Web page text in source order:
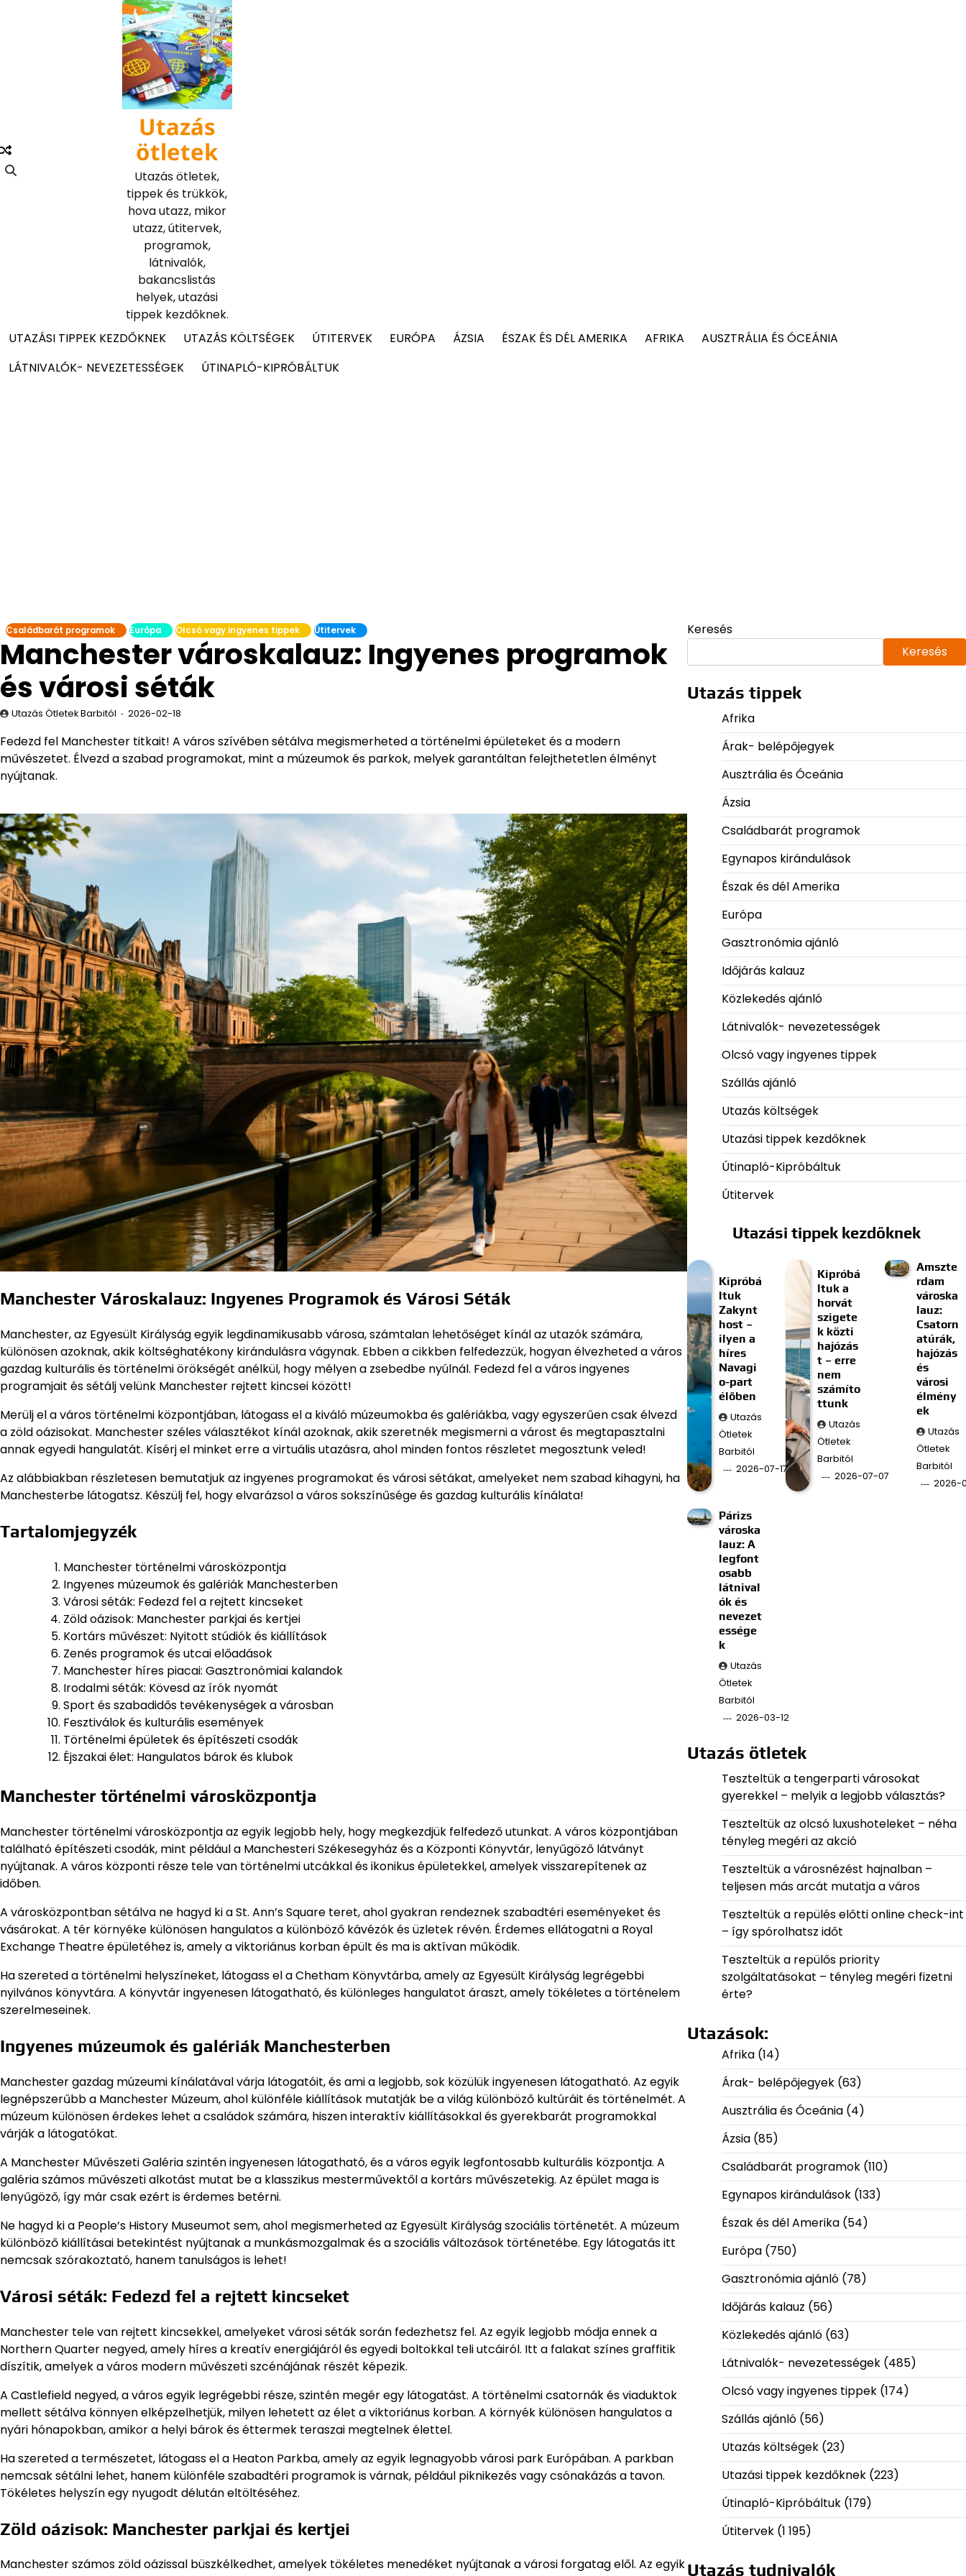
Utazás
ötletek
Utazás ötletek,
tippek és trükkök,
hova utazz, mikor
utazz, útitervek,
programok,
látnivalók,
bakancslistás
helyek, utazási
tippek kezdőknek.
UTAZÁSI TIPPEK KEZDŐKNEK
UTAZÁS KÖLTSÉGEK ÚTITERVEK EURÓPA ÁZSIA ÉSZAK ÉS DÉL AMERIKA AFRIKA
AUSZTRÁLIA ÉS ÓCEÁNIA
LÁTNIVALÓK- NEVEZETESSÉGEK
ÚTINAPLÓ-KIPRÓBÁLTUK
Családbarát programok Európa Olcsó vagy ingyenes tippek Útitervek
Manchester városkalauz: Ingyenes programok
és városi séták
Utazás Ötletek Barbitól 2026-02-18
Fedezd fel Manchester titkait! A város szívében sétálva megismerheted a történelmi épületeket és a modern
művészetet. Élvezd a szabad programokat, mint a múzeumok és parkok, melyek garantáltan felejthetetlen élményt
nyújtanak.
Manchester Városkalauz: Ingyenes Programok és Városi Séták
Manchester, az Egyesült Királyság egyik legdinamikusabb városa, számtalan lehetőséget kínál az utazók számára,
különösen azoknak, akik költséghatékony kirándulásra vágynak. Ebben a cikkben felfedezzük, hogyan élvezheted a város
gazdag kulturális és történelmi örökségét anélkül, hogy mélyen a zsebedbe nyúlnál. Fedezd fel a város ingyenes
programjait és sétálj velünk Manchester rejtett kincsei között!
Merülj el a város történelmi központjában, látogass el a kiváló múzeumokba és galériákba, vagy egyszerűen csak élvezd
a zöld oázisokat. Manchester széles választékot kínál azoknak, akik szeretnék megismerni a várost és megtapasztalni
annak egyedi hangulatát. Kísérj el minket erre a virtuális utazásra, ahol minden fontos részletet megosztunk veled!
Az alábbiakban részletesen bemutatjuk az ingyenes programokat és városi sétákat, amelyeket nem szabad kihagyni, ha
Manchesterbe látogatsz. Készülj fel, hogy elvarázsol a város sokszínűsége és gazdag kulturális kínálata!
Tartalomjegyzék
Manchester történelmi városközpontja
Ingyenes múzeumok és galériák Manchesterben
Városi séták: Fedezd fel a rejtett kincseket
Zöld oázisok: Manchester parkjai és kertjei
Kortárs művészet: Nyitott stúdiók és kiállítások
Zenés programok és utcai előadások
Manchester híres piacai: Gasztronómiai kalandok
Irodalmi séták: Kövesd az írók nyomát
Sport és szabadidős tevékenységek a városban
Fesztiválok és kulturális események
Történelmi épületek és építészeti csodák
Éjszakai élet: Hangulatos bárok és klubok
Manchester történelmi városközpontja
Manchester történelmi városközpontja az egyik legjobb hely, hogy megkezdjük felfedező utunkat. A város központjában
található építészeti csodák, mint például a Manchesteri Székesegyház és a Központi Könyvtár, lenyűgöző látványt
nyújtanak. A város központi része tele van történelmi utcákkal és ikonikus épületekkel, amelyek visszarepítenek az
időben.
A városközpontban sétálva ne hagyd ki a St. Ann’s Square teret, ahol gyakran rendeznek szabadtéri eseményeket és
vásárokat. A tér környéke különösen hangulatos a különböző kávézók és üzletek révén. Érdemes ellátogatni a Royal
Exchange Theatre épületéhez is, amely a viktoriánus korban épült és ma is aktívan működik.
Ha szereted a történelmi helyszíneket, látogass el a Chetham Könyvtárba, amely az Egyesült Királyság legrégebbi
nyilvános könyvtára. A könyvtár ingyenesen látogatható, és különleges hangulatot áraszt, amely tökéletes a történelem
szerelmeseinek.
Ingyenes múzeumok és galériák Manchesterben
Manchester gazdag múzeumi kínálatával várja látogatóit, és ami a legjobb, sok közülük ingyenesen látogatható. Az egyik
legnépszerűbb a Manchester Múzeum, ahol különféle kiállítások mutatják be a világ különböző kultúráit és történelmét. A
múzeum különösen érdekes lehet a családok számára, hiszen interaktív kiállításokkal és gyerekbarát programokkal
várják a látogatókat.
A Manchester Művészeti Galéria szintén ingyenesen látogatható, és a város egyik legfontosabb kulturális központja. A
galéria számos művészeti alkotást mutat be a klasszikus mesterművektől a kortárs művészetekig. Az épület maga is
lenyűgöző, így már csak ezért is érdemes betérni.
Ne hagyd ki a People’s History Museumot sem, ahol megismerheted az Egyesült Királyság szociális történetét. A múzeum
különböző kiállításai betekintést nyújtanak a munkásmozgalmak és a szociális változások történetébe. Egy látogatás itt
nemcsak szórakoztató, hanem tanulságos is lehet!
Városi séták: Fedezd fel a rejtett kincseket
Manchester tele van rejtett kincsekkel, amelyeket városi séták során fedezhetsz fel. Az egyik legjobb módja ennek a
Northern Quarter negyed, amely híres a kreatív energiájáról és egyedi boltokkal teli utcáiról. Itt a falakat színes graffitik
díszítik, amelyek a város modern művészeti szcénájának részét képezik.
A Castlefield negyed, a város egyik legrégebbi része, szintén megér egy látogatást. A történelmi csatornák és viaduktok
mellett sétálva könnyen elképzelhetjük, milyen lehetett az élet a viktoriánus korban. A környék különösen hangulatos a
nyári hónapokban, amikor a helyi bárok és éttermek teraszai megtelnek élettel.
Ha szereted a természetet, látogass el a Heaton Parkba, amely az egyik legnagyobb városi park Európában. A parkban
nemcsak sétálni lehet, hanem különféle szabadtéri programok is várnak, például piknikezés vagy csónakázás a tavon.
Tökéletes helyszín egy nyugodt délután eltöltéséhez.
Zöld oázisok: Manchester parkjai és kertjei
Manchester számos zöld oázissal büszkélkedhet, amelyek tökéletes menedéket nyújtanak a városi forgatag elől. Az egyik
Keresés
Keresés
Utazás tippek
Afrika
Árak- belépőjegyek
Ausztrália és Óceánia
Ázsia
Családbarát programok
Egynapos kirándulások
Észak és dél Amerika
Európa
Gasztronómia ajánló
Időjárás kalauz
Közlekedés ajánló
Látnivalók- nevezetességek
Olcsó vagy ingyenes tippek
Szállás ajánló
Utazás költségek
Utazási tippek kezdőknek
Útinapló-Kipróbáltuk
Útitervek
Utazási tippek kezdőknek
Kipróbá
ltuk
Zakynt
host –
ilyen a
híres
Navagi
o-part
élőben
Utazás
Ötletek
Barbitól
2026-07-17
Kipróbá
ltuk a
horvát
szigete
k közti
hajózás
t – erre
nem
számíto
ttunk
Utazás
Ötletek
Barbitól
2026-07-07
Amszte
rdam
városka
lauz:
Csatorn
atúrák,
hajózás
és
városi
élmény
ek
Utazás
Ötletek
Barbitól
2026-
Párizs
városka
lauz: A
legfont
osabb
látnival
ók és
nevezet
essége
k
Utazás
Ötletek
Barbitól
2026-03-12
Utazás ötletek
Teszteltük a tengerparti városokat
gyerekkel – melyik a legjobb választás?
Teszteltük az olcsó luxushoteleket – néha
tényleg megéri az akció
Teszteltük a városnézést hajnalban –
teljesen más arcát mutatja a város
Teszteltük a repülés előtti online check-int
– így spórolhatsz időt
Teszteltük a repülős priority
szolgáltatásokat – tényleg megéri fizetni
érte?
Utazások:
Afrika(14)
Árak- belépőjegyek(63)
Ausztrália és Óceánia(4)
Ázsia(85)
Családbarát programok(110)
Egynapos kirándulások(133)
Észak és dél Amerika(54)
Európa(750)
Gasztronómia ajánló(78)
Időjárás kalauz (56)
Közlekedés ajánló(63)
Látnivalók- nevezetességek(485)
Olcsó vagy ingyenes tippek(174)
Szállás ajánló(56)
Utazás költségek(23)
Utazási tippek kezdőknek(223)
Útinapló-Kipróbáltuk(179)
Útitervek(1 195)
Utazás tudnivalók